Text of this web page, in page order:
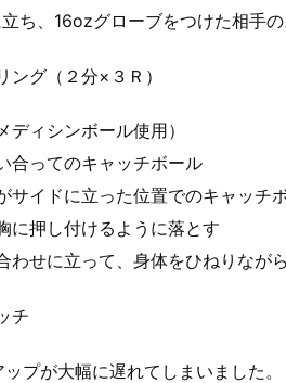
ち、16ozグローブをつけた相手
ング（２分×３Ｒ）
ディシンボール使用）
合ってのキャッチボール
サイドに立った位置でのキャッチ
に押し付けるように落とす
わせに立って、身体をひねりなが
チ
プが大幅に遅れてしまいました。